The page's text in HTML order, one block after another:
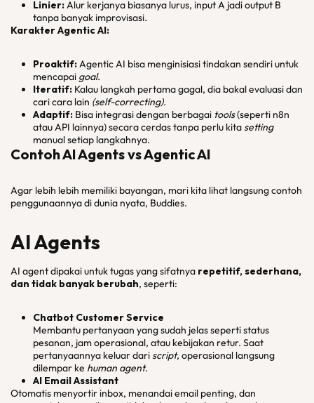
Linier:Alur kerjanya biasanya lurus, input A jadi output B
tanpa banyak improvisasi.
Karakter Agentic AI:
Proaktif:Agentic AI bisa menginisiasi tindakan sendiri untuk
mencapai goal.
Iteratif: Kalau langkah pertama gagal, dia bakal evaluasi dan
cari cara lain (self-correcting).
Adaptif: Bisa integrasi dengan berbagai tools(seperti n8n
atau API lainnya) secara cerdas tanpa perlu kita setting
manual setiap langkahnya.
Contoh AI Agents vs Agentic AI
Agar lebih lebih memiliki bayangan, mari kita lihat langsung contoh
penggunaannya di dunia nyata, Buddies.
AI Agents
AI agent dipakai untuk tugas yang sifatnya repetitif, sederhana,
dan tidak banyak berubah, seperti:
Chatbot Customer Service
Membantu pertanyaan yang sudah jelas seperti status
pesanan, jam operasional, atau kebijakan retur. Saat
pertanyaannya keluar dari script, operasional langsung
dilempar ke human agent.
AI Email Assistant
Otomatis menyortir inbox, menandai email penting, dan